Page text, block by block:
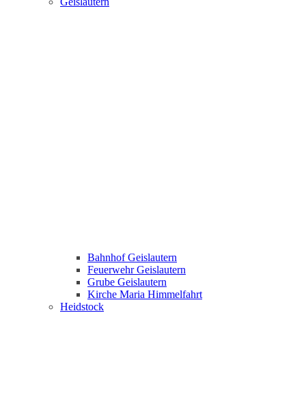
Bahnhof Geislautern
Feuerwehr Geislautern
Grube Geislautern
Kirche Maria Himmelfahrt
Heidstock